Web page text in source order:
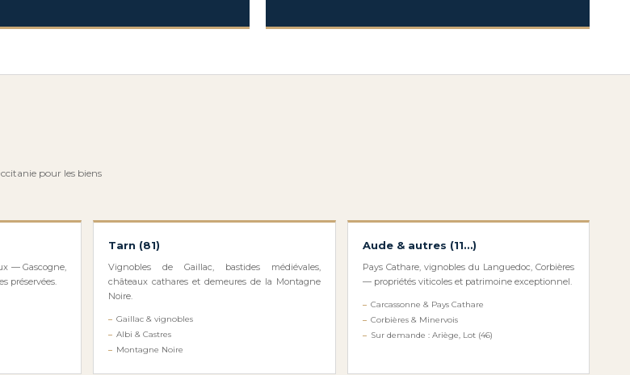
pour les biens
— Gascogne,
préservées.
Tarn (81)
Vignobles de Gaillac, bastides médiévales,
châteaux cathares et demeures de la Montagne
Noire.
Gaillac & vignobles
Albi & Castres
Montagne Noire
Aude & autres (11…)
Pays Cathare, vignobles du Languedoc, Corbières
— propriétés viticoles et patrimoine exceptionnel.
Carcassonne & Pays Cathare
Corbières & Minervois
Sur demande : Ariège, Lot (46)